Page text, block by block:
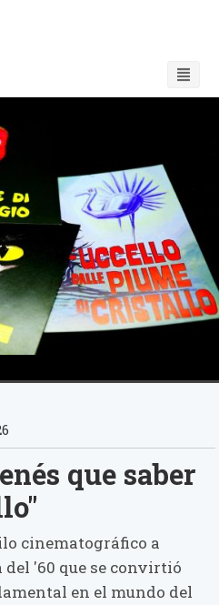
que saber
cinematográfico a
del '60 que se convirtió
en el mundo del